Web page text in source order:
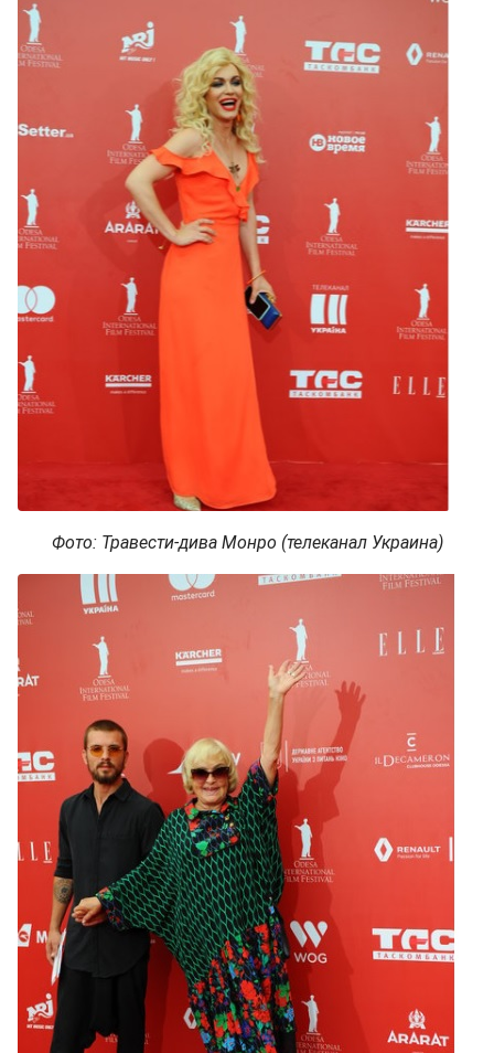
Фото: Травести-дива Монро (телеканал Украина)